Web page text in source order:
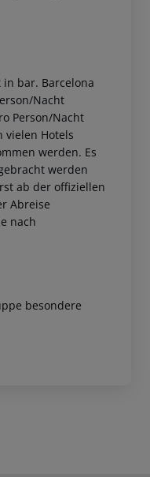
bar. Barcelona
Nacht
Person/Nacht
vielen Hotels
werden. Es
werden
ab der offiziellen
Abreise
nach
besondere